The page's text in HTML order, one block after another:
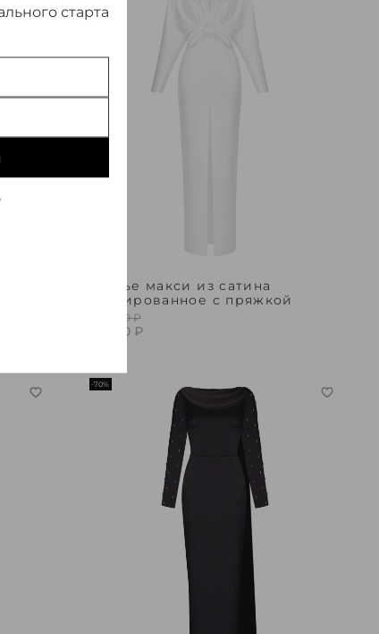
Платье макси из сатина
драпированное с пряжкой
220 000 ₽
66 000 ₽
-70%
старта